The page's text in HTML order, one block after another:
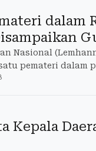
dalam
Nasional
pemateri dalam
Kepala